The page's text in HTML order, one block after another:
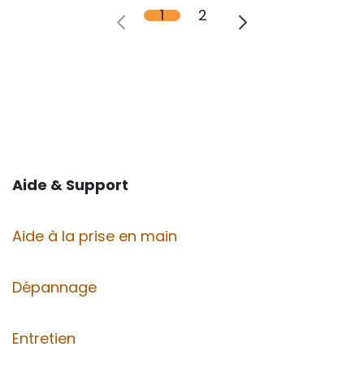
1 2
Aide & Support
Aide à la prise en main
Dépannage
Entretien